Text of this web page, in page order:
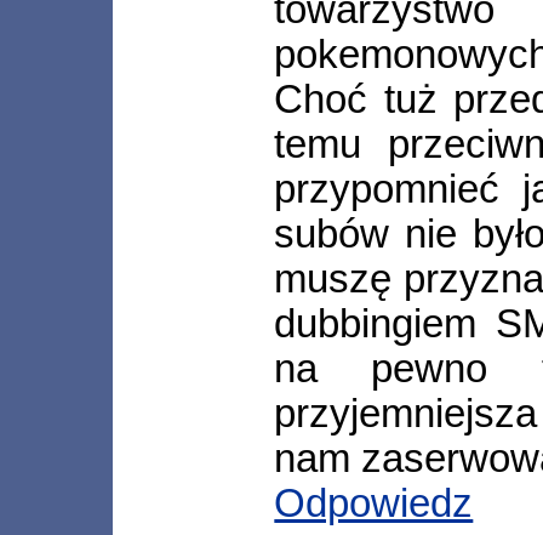
Choć tuż
temu
przypomnieć
subów nie
muszę
dubbingiem
na pewno
nam
Odpowiedz